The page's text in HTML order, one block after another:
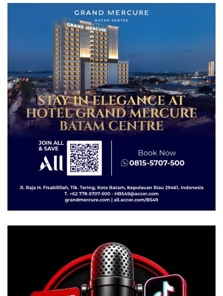
Diselundupkan ke Malaysia